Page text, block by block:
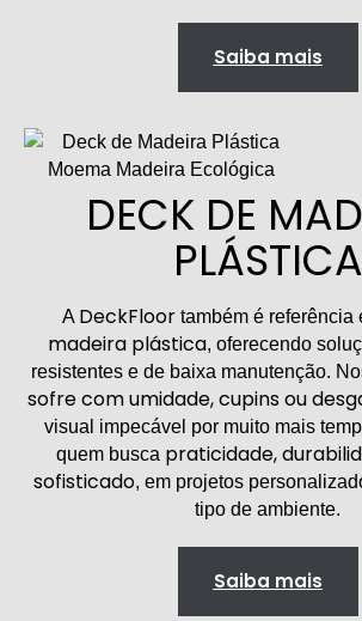
Saiba mais
DECK DE
PLÁSTICA
A DeckFloortambém é referência
madeira plástica, oferecendo
resistentes e de baixa manutenção.
sofre com umidade, cupins ou
visual impecável por muito mais
quem busca praticidade,
sofisticado, em projetos
tipo de ambiente.
Saiba mais